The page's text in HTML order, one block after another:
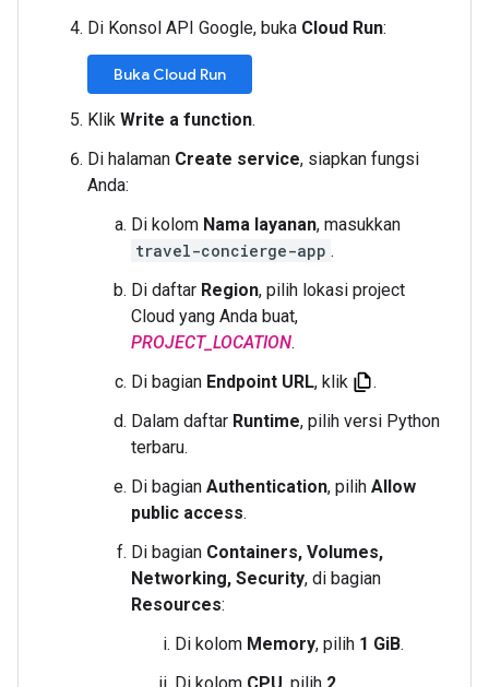
Di Konsol API Google, buka Cloud Run:
Buka Cloud Run
Klik Write a function.
Di halaman Create service, siapkan fungsi
Anda:
Di kolom Nama layanan, masukkan
travel-concierge-app .
Di daftar Region, pilih lokasi project
Cloud yang Anda buat,
PROJECT_LOCATION.
Di bagian Endpoint URL, klik
.
Dalam daftar Runtime, pilih versi Python
terbaru.
Di bagian Authentication, pilih Allow
public access.
Di bagian Containers, Volumes,
Networking, Security, di bagian
Resources:
Di kolom Memory, pilih 1 GiB.